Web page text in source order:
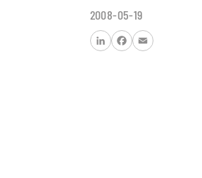
2008-05-19
FacebookEmail